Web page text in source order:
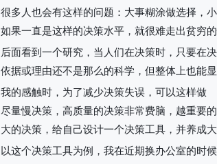
很多人也会有这样的问题：大事糊涂做选择，
如果一直是这样的决策水平，就很难走出贫穷
后面看到一个研究，当人们在决策时，只要在
依据或理由还不是那么的科学，但整体上也能
我的感触时，为了减少决策失误，可以这样做
尽量慢决策，高质量的决策非常费脑，越重要
大的决策，给自己设计一个决策工具，并养成
以这个决策工具为例，我在近期换办公室的时